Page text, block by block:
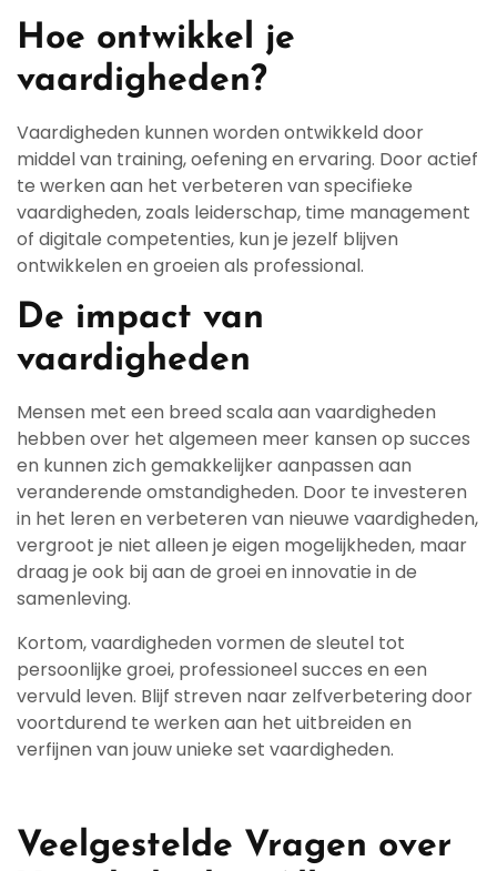
Hoe ontwikkel je
vaardigheden?
Vaardigheden kunnen worden ontwikkeld door
middel van training, oefening en ervaring. Door actief
te werken aan het verbeteren van specifieke
vaardigheden, zoals leiderschap, time management
of digitale competenties, kun je jezelf blijven
ontwikkelen en groeien als professional.
De impact van
vaardigheden
Mensen met een breed scala aan vaardigheden
hebben over het algemeen meer kansen op succes
en kunnen zich gemakkelijker aanpassen aan
veranderende omstandigheden. Door te investeren
in het leren en verbeteren van nieuwe vaardigheden,
vergroot je niet alleen je eigen mogelijkheden, maar
draag je ook bij aan de groei en innovatie in de
samenleving.
Kortom, vaardigheden vormen de sleutel tot
persoonlijke groei, professioneel succes en een
vervuld leven. Blijf streven naar zelfverbetering door
voortdurend te werken aan het uitbreiden en
verfijnen van jouw unieke set vaardigheden.
Veelgestelde Vragen over